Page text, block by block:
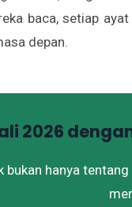
baca, setiap
depan.
2026
bukan hanya